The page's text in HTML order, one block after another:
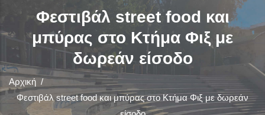
Φεστιβάλ street food και
μπύρας στο Κτήμα Φιξ με
δωρεάν είσοδο
Αρχική /
Φεστιβάλ street food και μπύρας στο Κτήμα Φιξ με δωρεάν